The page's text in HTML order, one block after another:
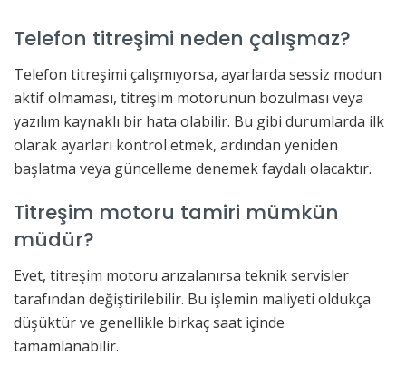
Telefon titreşimi neden çalışmaz?
Telefon titreşimi çalışmıyorsa, ayarlarda sessiz modun
aktif olmaması, titreşim motorunun bozulması veya
yazılım kaynaklı bir hata olabilir. Bu gibi durumlarda ilk
olarak ayarları kontrol etmek, ardından yeniden
başlatma veya güncelleme denemek faydalı olacaktır.
Titreşim motoru tamiri mümkün
müdür?
Evet, titreşim motoru arızalanırsa teknik servisler
tarafından değiştirilebilir. Bu işlemin maliyeti oldukça
düşüktür ve genellikle birkaç saat içinde
tamamlanabilir.